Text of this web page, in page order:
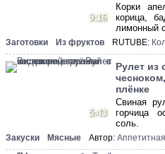
9:16
Корки
корица,
лимонный
Заготовки Из фруктов RUTUBE:
5:43
Рулет из
плёнке
Свиная
горчица
соль.
Закуски Мясные Автор: